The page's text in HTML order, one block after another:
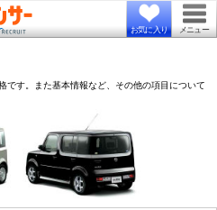
お気に入り メニュー
です。また基本情報など、その他の項目について